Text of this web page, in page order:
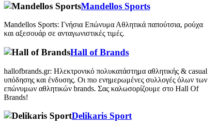
Mandellos Sports
Mandellos Sports: Γνήσια Επώνυμα Αθλητικά παπούτσια, ρούχα
και αξεσουάρ σε ανταγωνιστικές τιμές.
Hall of Brands
hallofbrands.gr: Ηλεκτρονικό πολυκατάστημα αθλητικής & casual
υπόδησης και ένδυσης. Οι πιο ενημερωμένες συλλογές όλων των
επώνυμων αθλητικών brands. Σας καλωσορίζουμε στο Hall Of
Brands!
Delikaris Sport